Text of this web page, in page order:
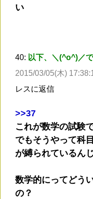
い
40: 以下、＼(^o^)／
2015/03/05(木)
レスに返信
>>37
これが数学の試験
でもそうやって科
が縛られているん
数学的にってどう
の？